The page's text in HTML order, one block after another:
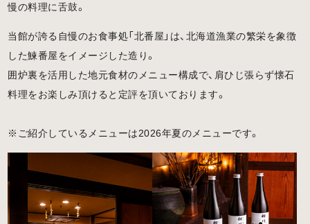
慢の料理に舌鼓。
当館が誇る自慢のお食事処「北番屋」は、北海道漁業の繁栄を象徴
した鰊番屋をイメージした造り。
囲炉裏を活用した地元食材のメニュー構成で、肩ひじ張らず懐石
料理をお楽しみ頂けると定評を頂いております。
※ご紹介しているメニューは2026年夏のメニューです。